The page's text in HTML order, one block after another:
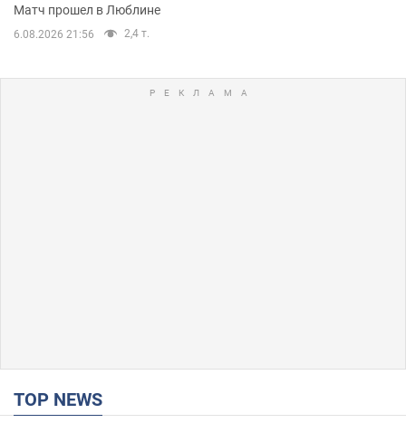
Матч прошел в Люблине
6.08.2026 21:56 2,4 т.
TOP NEWS